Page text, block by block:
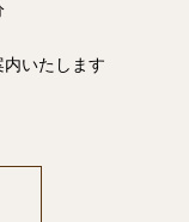
いたします